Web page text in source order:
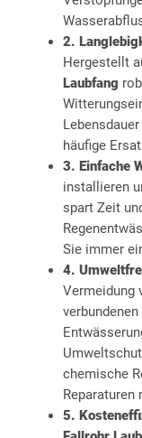
2.
Hergestellt
Laubfang
häufige
3. Einfache
installieren
spart Zeit
Sie immer
4.
Vermeidung
chemische
Reparaturen
5.